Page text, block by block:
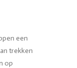
een
trekken
op